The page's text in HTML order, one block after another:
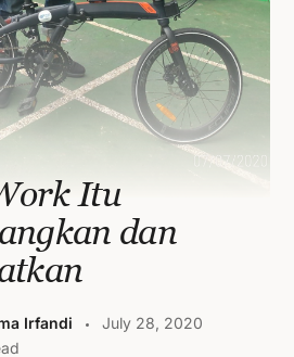
Itu
dan
Irfandi
July 28, 2020